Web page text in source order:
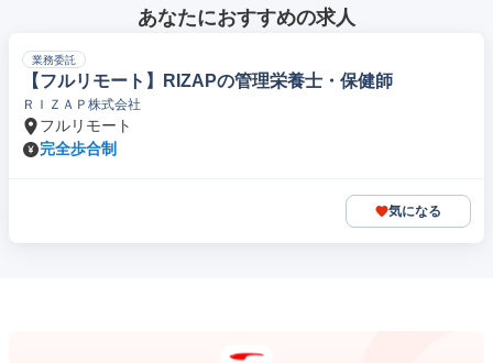
あなたにおすすめの求人
業務委託
【フルリモート】RIZAPの管理栄養士・保健師
ＲＩＺＡＰ株式会社
フルリモート
完全歩合制
気になる